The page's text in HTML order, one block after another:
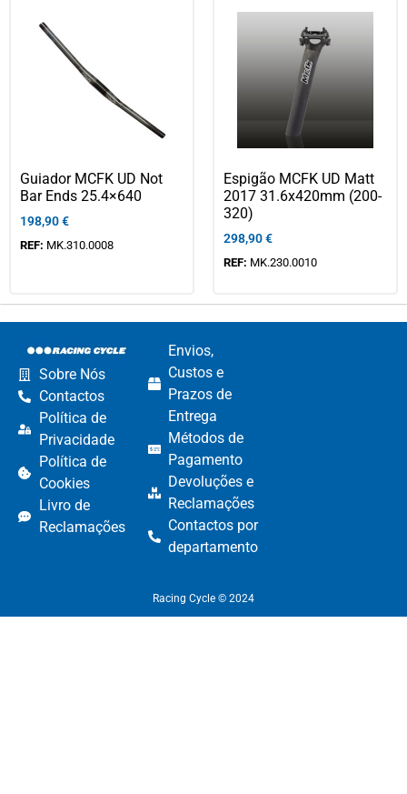
Guiador MCFK UD Not
Bar Ends 25.4×640
198,90€
REF: MK.310.0008
Espigão MCFK UD Matt
2017 31.6x420mm (200-
320)
298,90€
REF: MK.230.0010
Sobre Nós
Contactos
Política de
Privacidade
Política de
Cookies
Livro de
Reclamações
Envios,
Custos e
Prazos de
Entrega
Métodos de
Pagamento​
Devoluções e
Reclamações​
Contactos por
departamento​
Racing Cycle © 2024